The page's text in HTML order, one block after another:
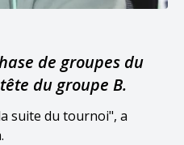
de groupes du
du groupe B.
suite du tournoi", a